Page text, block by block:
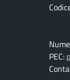
PEC: